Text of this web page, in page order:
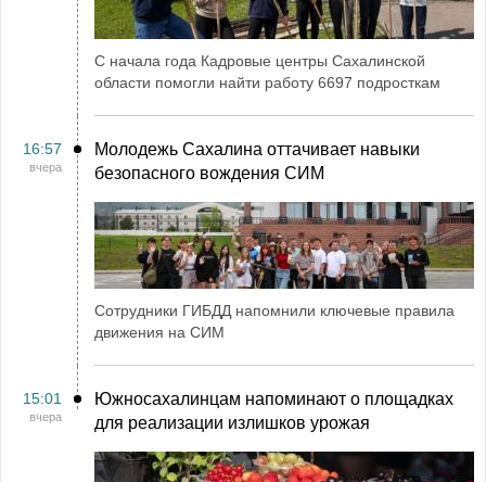
С начала года Кадровые центры Сахалинской
области помогли найти работу 6697 подросткам
16:57
вчера
Молодежь Сахалина оттачивает навыки
безопасного вождения СИМ
Сотрудники ГИБДД напомнили ключевые правила
движения на СИМ
15:01
вчера
Южносахалинцам напоминают о площадках
для реализации излишков урожая